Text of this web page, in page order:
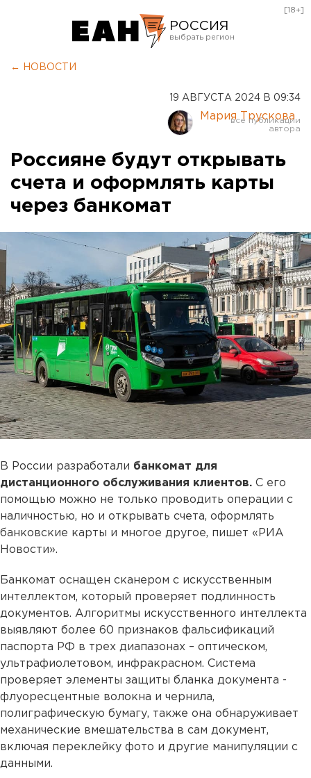
РОССИЯ
Курган
Оренбург
[18+]
← НОВОСТИ
19 АВГУСТА 2024 В 09:34
Мария Трускова
Россияне будут открывать
счета и оформлять карты
через банкомат
В России разработали банкомат для
дистанционного обслуживания клиентов. С его
помощью можно не только проводить операции с
наличностью, но и открывать счета, оформлять
банковские карты и многое другое, пишет «РИА
Новости».
Банкомат оснащен сканером с искусственным
интеллектом, который проверяет подлинность
документов. Алгоритмы искусственного интеллекта
выявляют более 60 признаков фальсификаций
паспорта РФ в трех диапазонах – оптическом,
ультрафиолетовом, инфракрасном. Система
проверяет элементы защиты бланка документа -
флуоресцентные волокна и чернила,
полиграфическую бумагу, также она обнаруживает
механические вмешательства в сам документ,
включая переклейку фото и другие манипуляции с
данными.